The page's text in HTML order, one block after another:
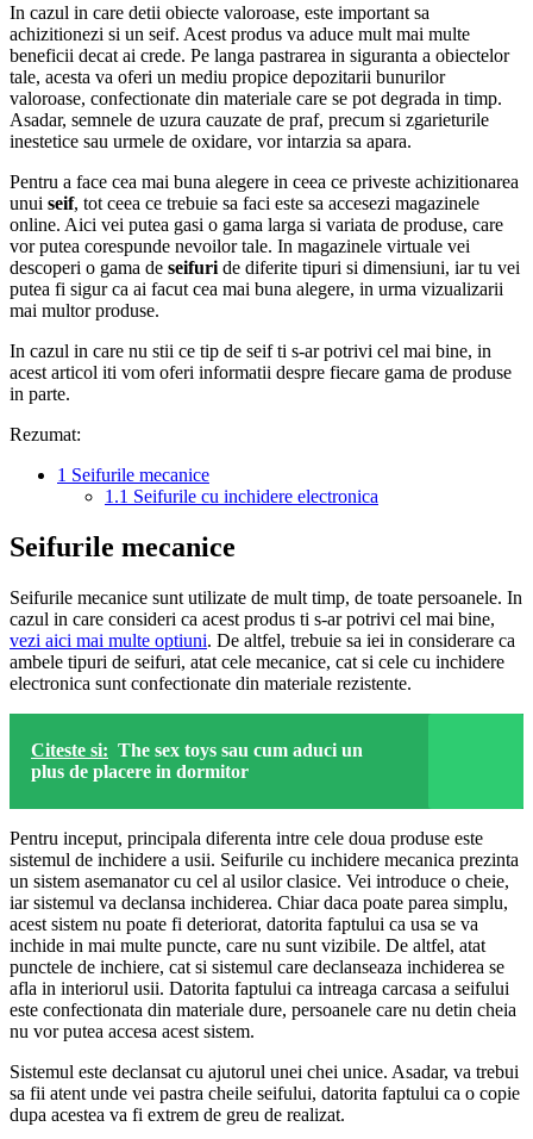
In cazul in care detii obiecte valoroase, este important sa
achizitionezi si un seif. Acest produs va aduce mult mai multe
beneficii decat ai crede. Pe langa pastrarea in siguranta a obiectelor
tale, acesta va oferi un mediu propice depozitarii bunurilor
valoroase, confectionate din materiale care se pot degrada in timp.
Asadar, semnele de uzura cauzate de praf, precum si zgarieturile
inestetice sau urmele de oxidare, vor intarzia sa apara.
Pentru a face cea mai buna alegere in ceea ce priveste achizitionarea
unui seif, tot ceea ce trebuie sa faci este sa accesezi magazinele
online. Aici vei putea gasi o gama larga si variata de produse, care
vor putea corespunde nevoilor tale. In magazinele virtuale vei
descoperi o gama de seifuri de diferite tipuri si dimensiuni, iar tu vei
putea fi sigur ca ai facut cea mai buna alegere, in urma vizualizarii
mai multor produse.
In cazul in care nu stii ce tip de seif ti s-ar potrivi cel mai bine, in
acest articol iti vom oferi informatii despre fiecare gama de produse
in parte.
Rezumat:
1 Seifurile mecanice
1.1 Seifurile cu inchidere electronica
Seifurile mecanice
Seifurile mecanice sunt utilizate de mult timp, de toate persoanele. In
cazul in care consideri ca acest produs ti s-ar potrivi cel mai bine,
vezi aici mai multe optiuni. De altfel, trebuie sa iei in considerare ca
ambele tipuri de seifuri, atat cele mecanice, cat si cele cu inchidere
electronica sunt confectionate din materiale rezistente.
Citeste si: The sex toys sau cum aduci un
plus de placere in dormitor
Pentru inceput, principala diferenta intre cele doua produse este
sistemul de inchidere a usii. Seifurile cu inchidere mecanica prezinta
un sistem asemanator cu cel al usilor clasice. Vei introduce o cheie,
iar sistemul va declansa inchiderea. Chiar daca poate parea simplu,
acest sistem nu poate fi deteriorat, datorita faptului ca usa se va
inchide in mai multe puncte, care nu sunt vizibile. De altfel, atat
punctele de inchiere, cat si sistemul care declanseaza inchiderea se
afla in interiorul usii. Datorita faptului ca intreaga carcasa a seifului
este confectionata din materiale dure, persoanele care nu detin cheia
nu vor putea accesa acest sistem.
Sistemul este declansat cu ajutorul unei chei unice. Asadar, va trebui
sa fii atent unde vei pastra cheile seifului, datorita faptului ca o copie
dupa acestea va fi extrem de greu de realizat.